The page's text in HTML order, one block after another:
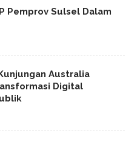
Pemprov Sulsel Dalam
Australia
Digital